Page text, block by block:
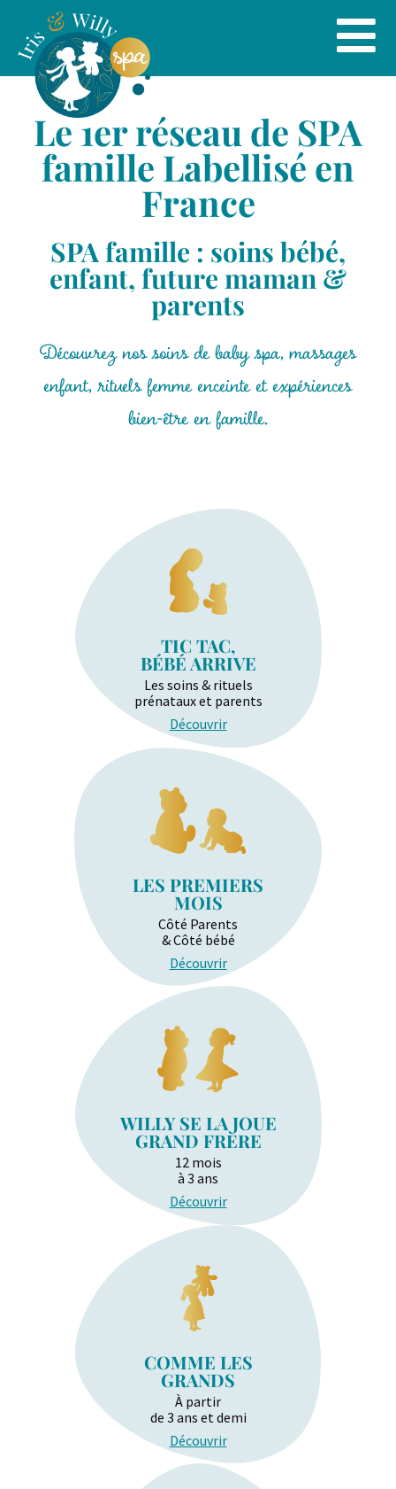
Le 1er réseau de SPA
famille Labellisé en
France
SPA famille : soins bébé,
enfant, future maman &
parents
Découvrez nos soins de baby spa, massages
enfant, rituels femme enceinte et expériences
bien-être en famille.
TIC TAC,
BÉBÉ ARRIVE
Les soins & rituels
prénataux et parents
Découvrir
LES PREMIERS
MOIS
Côté Parents
& Côté bébé
Découvrir
WILLY SE LA JOUE
GRAND FRÈRE
12 mois
à 3 ans
Découvrir
COMME LES
GRANDS
À partir
de 3 ans et demi
Découvrir